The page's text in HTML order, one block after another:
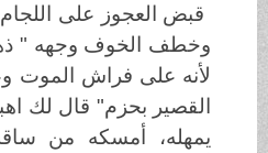
قبض العجوز على
وخطف الخوف وجهه "
لأنه على فراش الموت
القصير بحزم" قال لك
يمهله، أمسكه من ساقه